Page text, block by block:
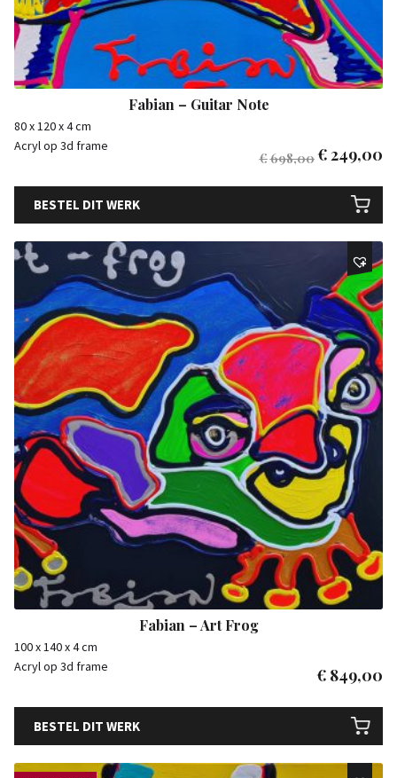
Fabian – Guitar Note
80 x 120 x 4 cm
Acryl op 3d frame
€698,00€249,00
BESTEL DIT WERK
Fabian – Art Frog
100 x 140 x 4 cm
Acryl op 3d frame
€ 849,00
BESTEL DIT WERK